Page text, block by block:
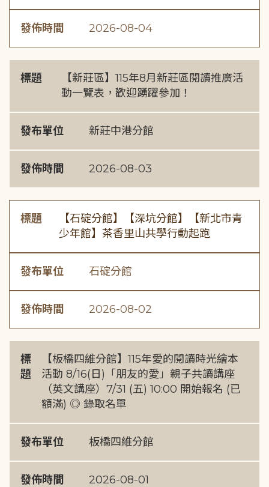
發佈時間 2026-08-04
標題
【新莊區】115年8月新莊區閱讀推廣活
動一覽表，歡迎踴躍參加！
發布單位 新莊中港分館
發佈時間 2026-08-03
標題
【石碇分館】【深坑分館】【新北市青
少年館】茶香里山共學行動起跑
發布單位 石碇分館
發佈時間 2026-08-02
標
題
【板橋四維分館】115年愛的閱讀時光繪本
活動 8/16(日)「朋友的愛」親子共讀講座
（英文講座）7/31 (五) 10:00 開始報名 (已
額滿) ◎ 錄取名單
發布單位 板橋四維分館
發佈時間 2026-08-01